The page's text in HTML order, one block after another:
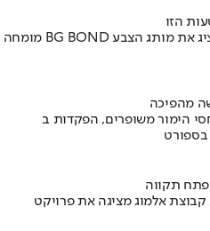
הזו
תקווה
קבוצת אלמוג מציגה את פרויקט MALA: מגדלי הפרימיום האחרונים